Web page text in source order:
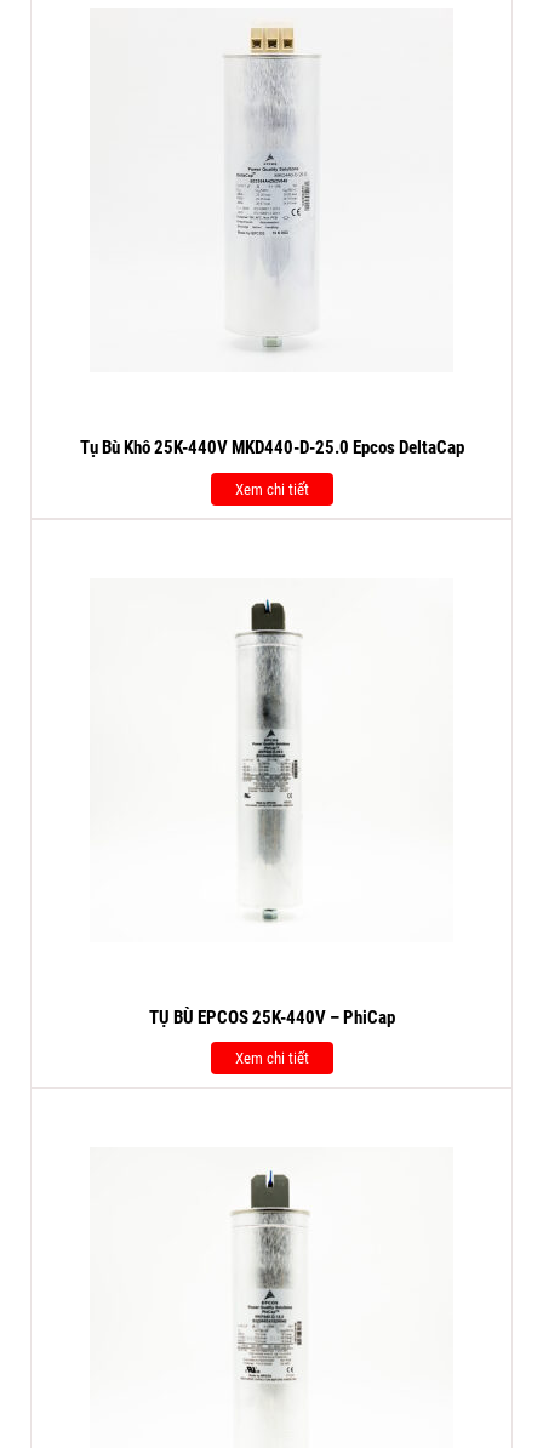
Tụ Bù Khô 25K-440V MKD440-D-25.0 Epcos DeltaCap
Xem chi tiết
TỤ BÙ EPCOS 25K-440V – PhiCap
Xem chi tiết